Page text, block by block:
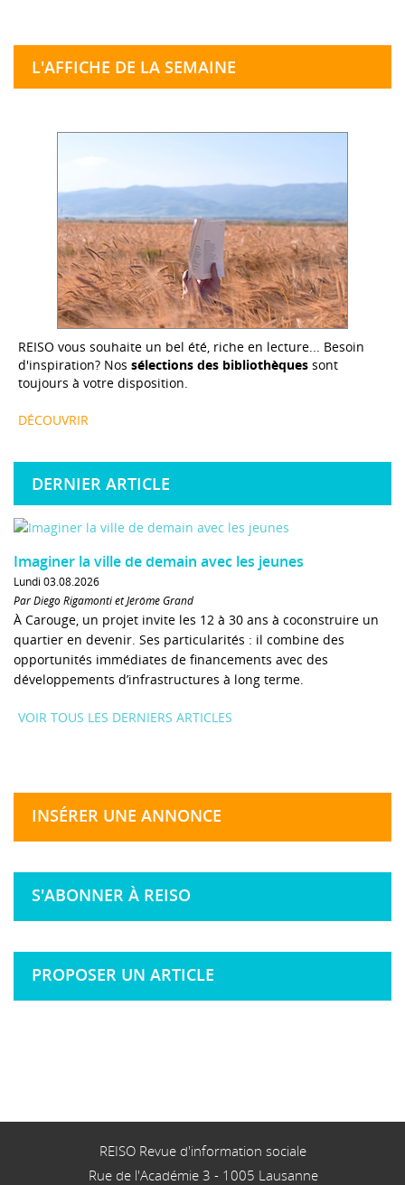
L'AFFICHE DE LA SEMAINE
REISO vous souhaite un bel été, riche en lecture... Besoin
d'inspiration? Nos sélections des bibliothèques sont
toujours à votre disposition.
DÉCOUVRIR
DERNIER ARTICLE
Imaginer la ville de demain avec les jeunes
Lundi 03.08.2026
Par Diego Rigamonti et Jérôme Grand
À Carouge, un projet invite les 12 à 30 ans à coconstruire un
quartier en devenir. Ses particularités : il combine des
opportunités immédiates de financements avec des
développements d’infrastructures à long terme.
VOIR TOUS LES DERNIERS ARTICLES
INSÉRER UNE ANNONCE
S'ABONNER À REISO
PROPOSER UN ARTICLE
REISO Revue d'information sociale
Rue de l'Académie 3 - 1005 Lausanne